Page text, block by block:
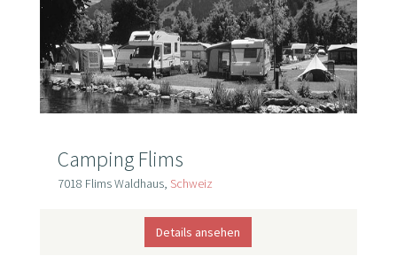
Camping Flims‎
7018 Flims Waldhaus, Schweiz
Details ansehen